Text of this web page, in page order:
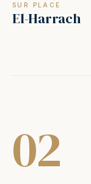
SUR PLACE
El-Harrach
02